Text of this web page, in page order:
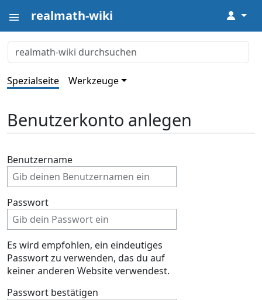
realmath-wiki ↓
Spezialseite Werkzeuge
Benutzerkonto anlegen
Benutzername
Passwort
Es wird empfohlen, ein eindeutiges
Passwort zu verwenden, das du auf
keiner anderen Website verwendest.
Passwort bestätigen